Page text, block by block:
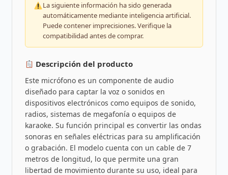
La siguiente información ha sido generada
automáticamente mediante inteligencia artificial.
Puede contener imprecisiones. Verifique la
compatibilidad antes de comprar.
Descripción del producto
Este micrófono es un componente de audio
diseñado para captar la voz o sonidos en
dispositivos electrónicos como equipos de sonido,
radios, sistemas de megafonía o equipos de
karaoke. Su función principal es convertir las ondas
sonoras en señales eléctricas para su amplificación
o grabación. El modelo cuenta con un cable de 7
metros de longitud, lo que permite una gran
libertad de movimiento durante su uso, ideal para